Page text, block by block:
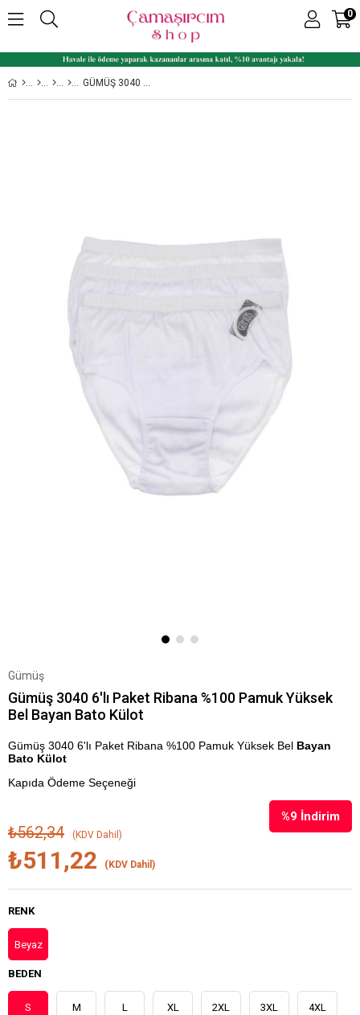
0
GÜMÜŞ 3040 6'LI PAKET RIBANA %100 PAMUK YÜKSEK BEL BAYAN BATO KÜLOT
Gümüş
Gümüş 3040 6'lı Paket Ribana %100 Pamuk Yüksek
Bel Bayan Bato Külot
Gümüş 3040 6'lı Paket Ribana %100 Pamuk Yüksek Bel Bayan
Bato Külot
Kapıda Ödeme Seçeneği
%9 İndirim
₺562,34 (KDV Dahil)
₺511,22 (KDV Dahil)
RENK
Beyaz
BEDEN
S M L XL 2XL 3XL 4XL